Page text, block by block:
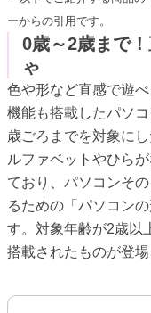
ーからの引用です。
0歳～2歳まで
ゃ
色や形など直感で遊
機能も搭載したパソ
歳ごろまでを対象に
ルファベットやひら
ており、パソコンそ
るための「パソコン
す。対象年齢が2歳以
搭載されたものが登場